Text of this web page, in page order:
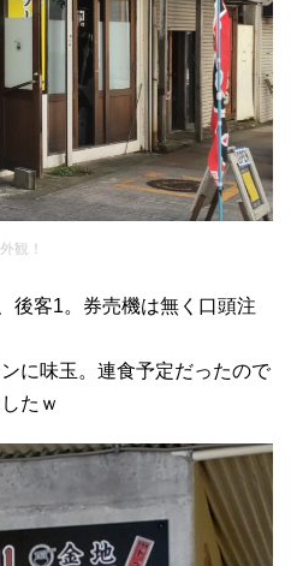
外観！
後客1。券売機は無く口頭注
に味玉。連食予定だったので
たｗ